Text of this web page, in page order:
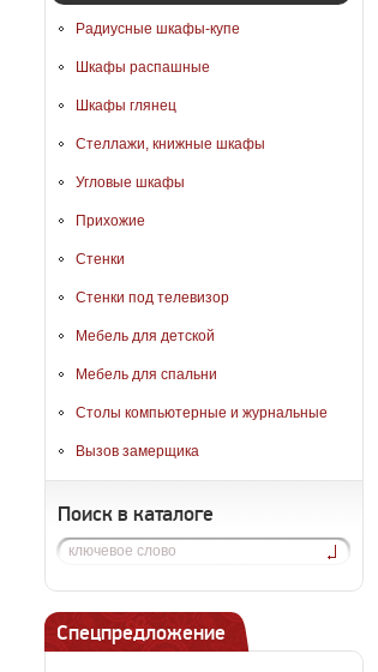
Радиусные шкафы-купе
Шкафы распашные
Шкафы глянец
Стеллажи, книжные шкафы
Угловые шкафы
Прихожие
Стенки
Стенки под телевизор
Мебель для детской
Мебель для спальни
Столы компьютерные и журнальные
Вызов замерщика
Поиск в каталоге
Спецпредложение